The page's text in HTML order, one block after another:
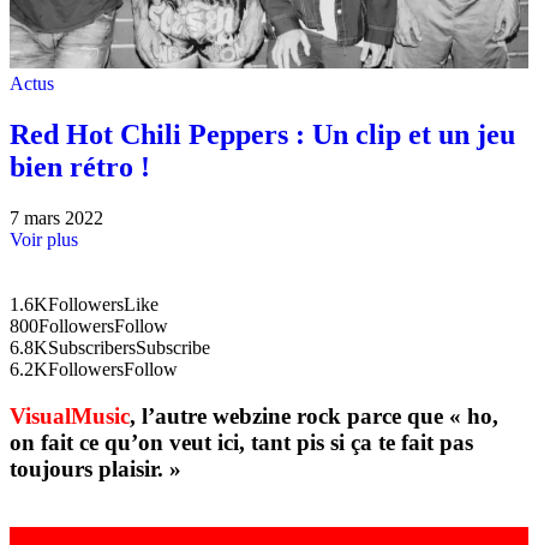
Actus
Red Hot Chili Peppers : Un clip et un jeu
bien rétro !
7 mars 2022
Voir plus
1.6KFollowersLike
800FollowersFollow
6.8KSubscribersSubscribe
6.2KFollowersFollow
VisualMusic, l’autre webzine rock parce que « ho,
on fait ce qu’on veut ici, tant pis si ça te fait pas
toujours plaisir. »